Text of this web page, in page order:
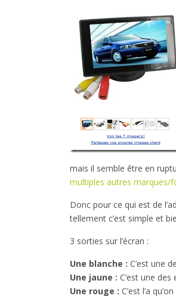
mais il semble être en
multiples autres marques/
Donc pour ce qui est de
tellement c’est simple et
3 sorties sur l’écran :
Une blanche : C’est une
Une jaune : C’est une
Une rouge : C’est l’a